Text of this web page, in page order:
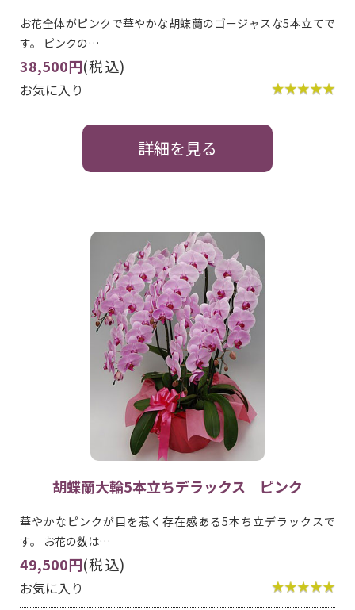
お花全体がピンクで華やかな胡蝶蘭のゴージャスな5本立てで
す。 ピンクの…
38,500円(税込)
お気に入り
詳細を見る
胡蝶蘭大輪5本立ちデラックス ピンク
華やかなピンクが目を惹く存在感ある5本ち立デラックスで
す。 お花の数は…
49,500円(税込)
お気に入り